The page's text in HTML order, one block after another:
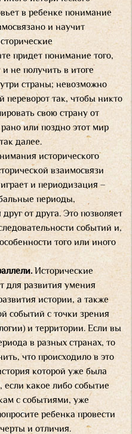
в ребенке понимание
и научит
придет понимание того,
не получить в итоге
страны; невозможно
переворот так, чтобы никто
свою страну от
или поздно этот мир
далее.
исторического
взаимосвязи
и периодизация –
периоды,
от друга. Это позволяет
событий и,
того или иного
Исторические
для развития умения
истории, а также
событий с точки зрения
и территории. Если вы
в разных странах, то
что происходило в это
которой уже была
если какое либо событие
с событиями, уже
ребенка провести
и отличия.